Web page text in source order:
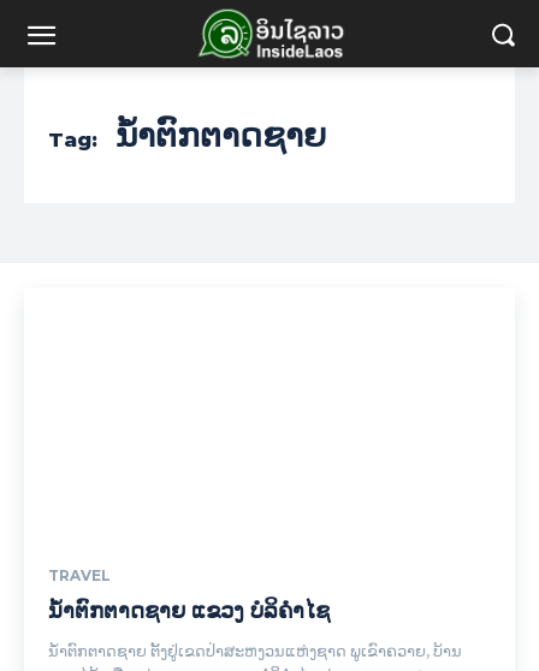
Tag: ນ້ຳຕົກຕາດຊາຍ
TRAVEL
ນ້ຳຕົກຕາດຊາຍ ແຂວງ ບໍລິຄຳໄຊ
ນ້ຳຕົກຕາດຊາຍ ຕັ້ງຢູ່ເຂດປ່າສະຫງວນແຫ່ງຊາດ ພູເຂົາຄວາຍ, ບ້ານ